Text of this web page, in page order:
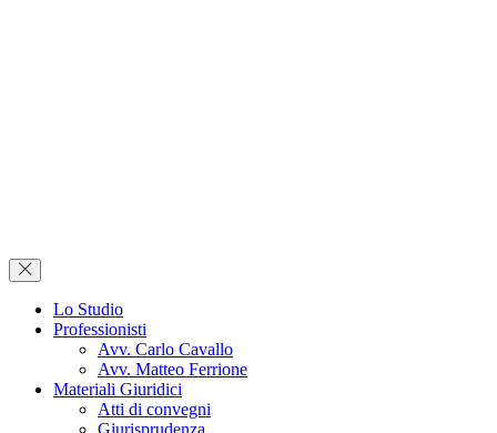
Lo Studio
Professionisti
Avv. Carlo Cavallo
Avv. Matteo Ferrione
Materiali Giuridici
Atti di convegni
Giurisprudenza